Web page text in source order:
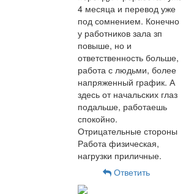
4 месяца и перевод уже
под сомнением. Конечно
у работников зала зп
повыше, но и
ответственность больше,
работа с людьми, более
напряженный график. А
здесь от начальских глаз
подальше, работаешь
спокойно.
Отрицательные стороны
Работа физическая,
нагрузки приличные.
Ответить